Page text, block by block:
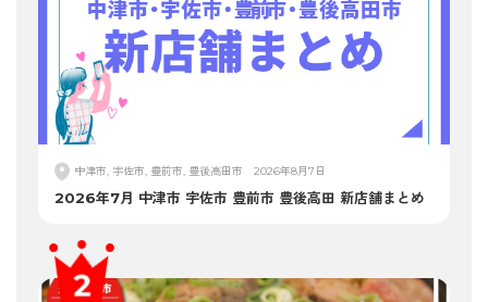
中津市, 宇佐市, 豊前市, 豊後高田市 2026年8月7日
2026年7月 中津市 宇佐市 豊前市 豊後高田 新店舗まとめ